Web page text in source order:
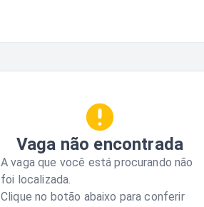
Vaga não encontrada
A vaga que você está procurando não
foi localizada.
Clique no botão abaixo para conferir